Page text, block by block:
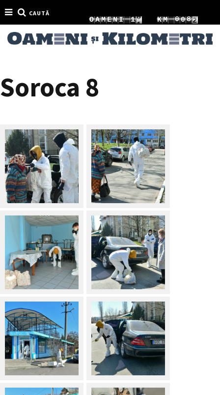
CAUTĂ
OAMENI
2
12
1 KM
0
1
0
1
8
9
8
Soroca 8